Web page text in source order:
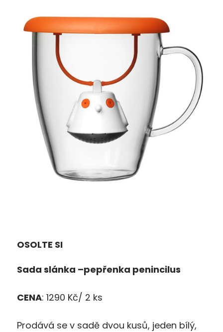
OSOLTE SI
Sada slánka –pepřenka penincilus
CENA: 1290 Kč/ 2 ks
Prodává se v sadě dvou kusů, jeden bílý,